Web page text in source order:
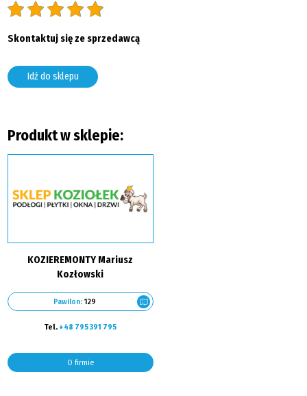
Skontaktuj się ze sprzedawcą
Idź do sklepu
Produkt w sklepie:
KOZIEREMONTY Mariusz
Kozłowski
Pawilon:129
Tel. +48 795 391 795
O firmie